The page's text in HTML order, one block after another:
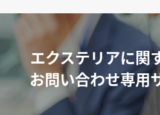
エクステリアに関
お問い合わせ専用